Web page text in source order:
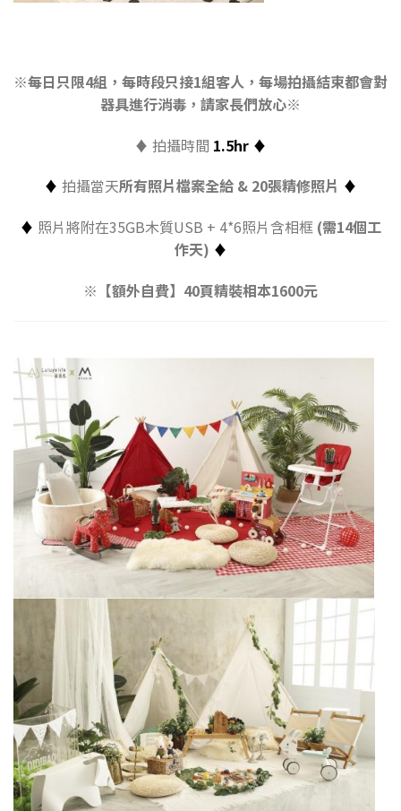
※每日只限4組，每時段只接1組客人，每場拍攝結束都會對
器具進行消毒，請家長們放心※
♦ 拍攝時間 1.5hr ♦
♦ 拍攝當天所有照片檔案全給 & 20張精修照片 ♦
♦ 照片將附在35GB木質USB + 4*6照片含相框 (需14個工
作天) ♦
※【額外自費】40頁精裝相本1600元